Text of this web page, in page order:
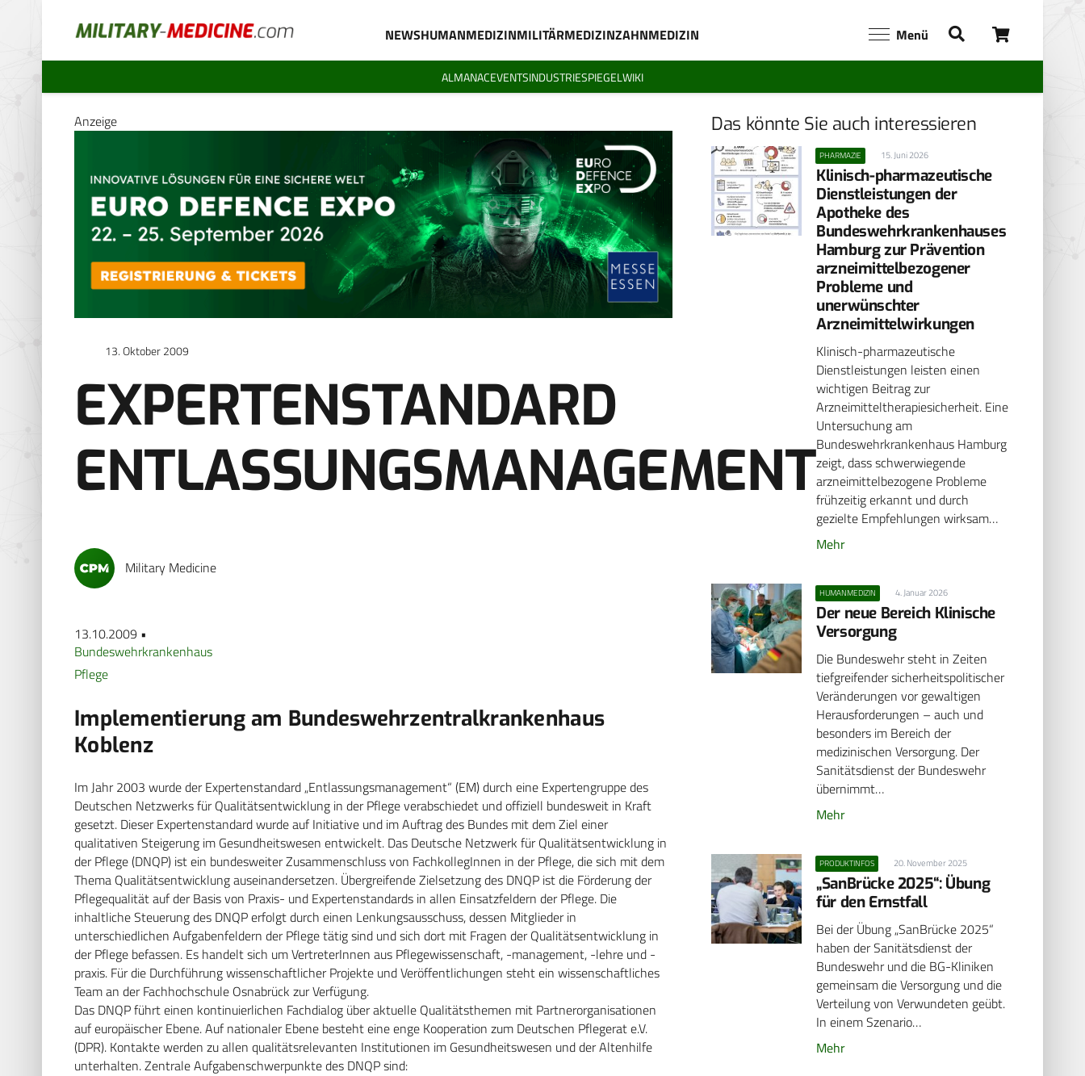
NEWSHUMANMEDIZINMILITÄRMEDIZINZAHNMEDIZIN Menü
ALMANACEVENTSINDUSTRIESPIEGELWIKI
Anzeige
13. Oktober 2009
EXPERTENSTANDARD
ENTLASSUNGSMANAGEMENT
Military Medicine
13.10.2009 •
Bundeswehrkrankenhaus
Pflege
Implementierung am Bundeswehrzentralkrankenhaus
Koblenz
Im Jahr 2003 wurde der Expertenstandard „Entlassungsmanagement“ (EM) durch eine Expertengruppe des
Deutschen Netzwerks für Qualitätsentwicklung in der Pflege verabschiedet und offiziell bundesweit in Kraft
gesetzt. Dieser Expertenstandard wurde auf Initiative und im Auftrag des Bundes mit dem Ziel einer
qualitativen Steigerung im Gesundheitswesen entwickelt. Das Deutsche Netzwerk für Qualitätsentwicklung in
der Pflege (DNQP) ist ein bundesweiter Zusammenschluss von FachkollegInnen in der Pflege, die sich mit dem
Thema Qualitätsentwicklung auseinandersetzen. Übergreifende Zielsetzung des DNQP ist die Förderung der
Pflegequalität auf der Basis von Praxis- und Expertenstandards in allen Einsatzfeldern der Pflege. Die
inhaltliche Steuerung des DNQP erfolgt durch einen Lenkungsausschuss, dessen Mitglieder in
unterschiedlichen Aufgabenfeldern der Pflege tätig sind und sich dort mit Fragen der Qualitätsentwicklung in
der Pflege befassen. Es handelt sich um VertreterInnen aus Pflegewissenschaft, -management, -lehre und -
praxis. Für die Durchführung wissenschaftlicher Projekte und Veröffentlichungen steht ein wissenschaftliches
Team an der Fachhochschule Osnabrück zur Verfügung.
Das DNQP führt einen kontinuierlichen Fachdialog über aktuelle Qualitätsthemen mit Partnerorganisationen
auf europäischer Ebene. Auf nationaler Ebene besteht eine enge Kooperation zum Deutschen Pflegerat e.V.
(DPR). Kontakte werden zu allen qualitätsrelevanten Institutionen im Gesundheitswesen und der Altenhilfe
unterhalten. Zentrale Aufgabenschwerpunkte des DNQP sind:
Das könnte Sie auch interessieren
PHARMAZIE 15. Juni 2026
Klinisch-pharmazeutische
Dienstleistungen der
Apotheke des
Bundeswehrkrankenhauses
Hamburg zur Prävention
arzneimittel­bezogener
Probleme und
unerwünschter
Arzneimittelwirkungen
Klinisch-pharmazeutische
Dienstleistungen leisten einen
wichtigen Beitrag zur
Arzneimitteltherapiesicherheit. Eine
Untersuchung am
Bundeswehrkrankenhaus Hamburg
zeigt, dass schwerwiegende
arzneimittelbezogene Probleme
frühzeitig erkannt und durch
gezielte Empfehlungen wirksam…
Mehr
HUMANMEDIZIN 4. Januar 2026
Der neue Bereich Klinische
Versorgung
Die Bundeswehr steht in Zeiten
tiefgreifender sicherheitspolitischer
Veränderungen vor gewaltigen
Herausforderungen – auch und
besonders im Bereich der
medizinischen Versorgung. Der
Sanitätsdienst der Bundeswehr
übernimmt…
Mehr
PRODUKTINFOS 20. November 2025
„SanBrücke 2025“: Übung
für den Ernstfall
Bei der Übung „SanBrücke 2025“
haben der Sanitätsdienst der
Bundeswehr und die BG-Kliniken
gemeinsam die Versorgung und die
Verteilung von Verwundeten geübt.
In einem Szenario…
Mehr